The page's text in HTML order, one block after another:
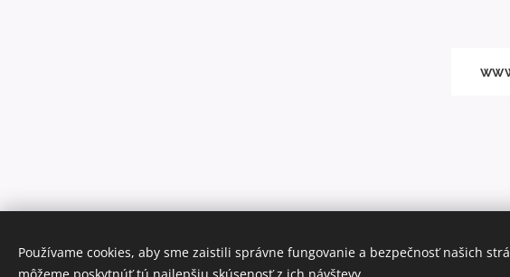
Používame cookies, aby sme zaistili správne fungovanie a bezpečnosť našich